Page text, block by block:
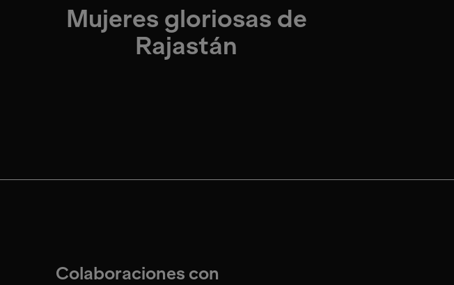
Mujeres gloriosas de
Rajastán
Colaboraciones con